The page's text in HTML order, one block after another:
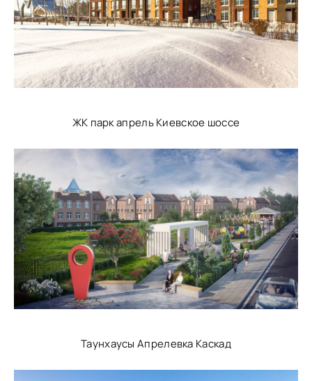
ЖК парк апрель Киевское шоссе
Таунхаусы Апрелевка Каскад